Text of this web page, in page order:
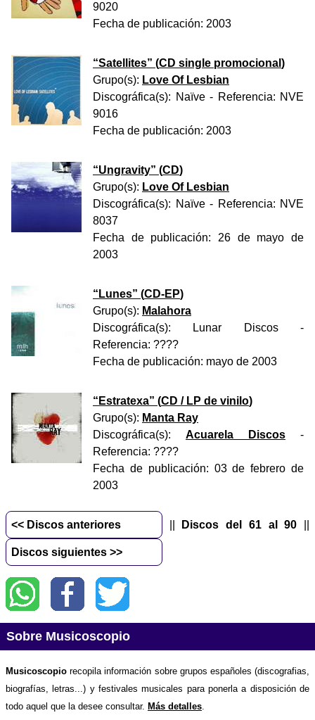
9020
Fecha de publicación: 2003
“Satellites” (CD single promocional )
Grupo(s): Love Of Lesbian
Discográfica(s): Naïve- Referencia: NVE
9016
Fecha de publicación: 2003
“Ungravity” (CD)
Grupo(s): Love Of Lesbian
Discográfica(s): Naïve- Referencia: NVE
8037
Fecha de publicación: 26 de mayo de
2003
“ Lunes” (CD-EP)
Grupo(s): Malahora
Discográfica(s):
Lunar Discos-
Referencia: ????
Fecha de publicación: mayo de 2003
“ Estratexa” (CD / LP de vinilo)
Grupo(s): Manta Ray
Discográfica(s): Acuarela Discos -
Referencia: ????
Fecha de publicación: 03 de febrero de
2003
<< Discos anteriores Discos del 61 al 90
Discos siguientes >>
Sobre Musicoscopio
Musicoscopio recopila información sobre grupos españoles (discografias,
biografías, letras...) y festivales musicales para ponerla a disposición de
todo aquel que la desee consultar. Más detalles